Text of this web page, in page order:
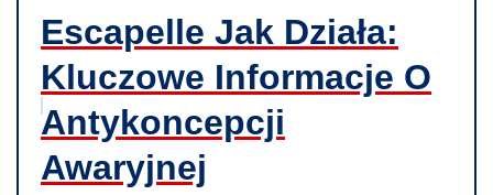
Escapelle Jak Działa:
Kluczowe Informacje O
Antykoncepcji
Awaryjnej